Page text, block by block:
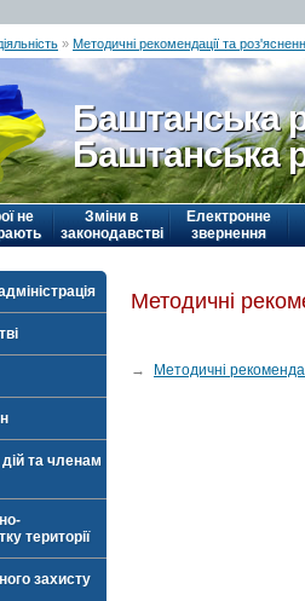
» Методичні рекомендації та
Баштанська
Баштанська
не
Зміни в
законодавстві
Електронне
звернення
та членам
території
захисту
Методичні
→ Методичні